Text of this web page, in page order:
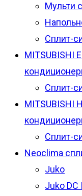
Мульти
Сплит-
MITSUBISHI
Сплит-
MITSUBISHI
Сплит-
Neoclima
Juko
Juko DC